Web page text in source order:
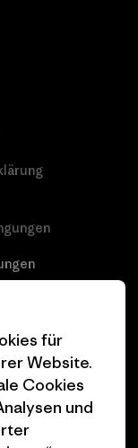
für
Website.
Cookies
und